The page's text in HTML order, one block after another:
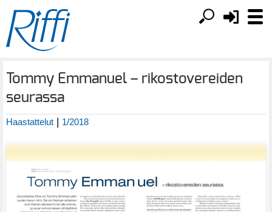
Tommy Emmanuel – rikostovereiden
seurassa
Haastattelut | 1/2018